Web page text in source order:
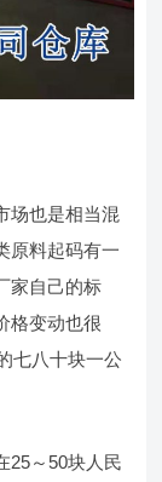
场也是相当混
原料起码有一
家自己的标
格变动也很
七八十块一公
25～50块人民